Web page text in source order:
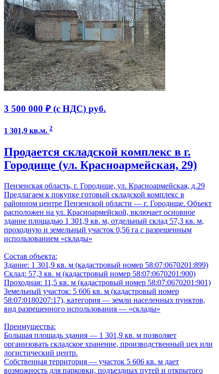
3 500 000 ₽ (с НДС) руб.
1 301,9 кв.м. 2
Продается складской комплекс в г.
Городище (ул. Красноармейская, 29)
Пензенская область, г. Городище, ул. Красноармейская, д.29
Предлагаем к покупке готовый складской комплекс в
районном центре Пензенской области — г. Городище. Объект
расположен на ул. Красноармейской, включает основное
здание площадью 1 301,9 кв. м, отдельный склад 57,3 кв. м,
проходную и земельный участок 0,56 га с разрешенным
использованием «склады»
Состав объекта:
Здание: 1 301,9 кв. м (кадастровый номер 58:07:0670201:899)
Склад: 57,3 кв. м (кадастровый номер 58:07:0670201:900)
Проходная: 11,5 кв. м (кадастровый номер 58:07:0670201:901)
Земельный участок: 5 606 кв. м (кадастровый номер
58:07:0180207:17), категория — земли населенных пунктов,
вид разрешенного использования — «склады»
Преимущества:
Большая площадь здания — 1 301,9 кв. м позволяет
организовать складское хранение, производственный цех или
логистический центр.
Собственная территория — участок 5 606 кв. м дает
возможность для парковки, подъездных путей и открытого